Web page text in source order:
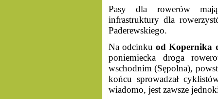
Pasy dla rowerów
infrastruktury dla
Paderewskiego.
Na odcinkuod Kopernika
poniemiecka droga
wschodnim (Sępolna),
końcu sprowadzał
wiadomo, jest zawsze